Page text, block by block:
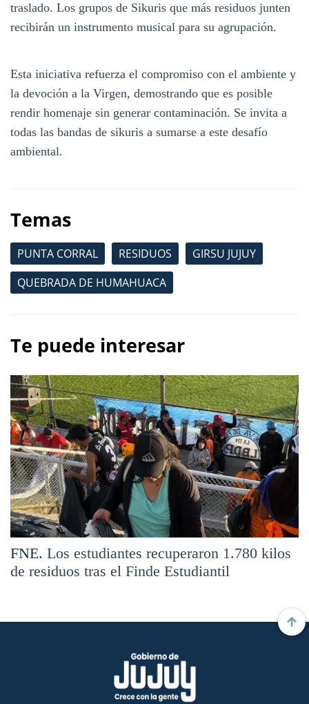
traslado. Los grupos de Sikuris que más residuos junten
recibirán un instrumento musical para su agrupación.
Esta iniciativa refuerza el compromiso con el ambiente y
la devoción a la Virgen, demostrando que es posible
rendir homenaje sin generar contaminación. Se invita a
todas las bandas de sikuris a sumarse a este desafío
ambiental.
Temas
PUNTA CORRAL RESIDUOS
GIRSU JUJUY
QUEBRADA DE HUMAHUACA
Te puede interesar
FNE. Los estudiantes recuperaron 1.780 kilos
de residuos tras el Finde Estudiantil